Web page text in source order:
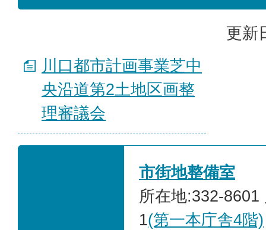
更新
川口都市計画事業芝中
央沿道第2土地区画整
理審議会
市街地整備室
所在地:332-8601
1(第一本庁舎4階)